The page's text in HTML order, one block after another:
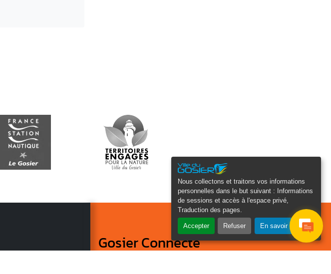
Nous collectons et traitons vos informations
personnelles dans le but suivant :
Informations
de sessions et accès à l'espace privé,
Traduction des pages
Accepter Refuser En savoir plus
Gosier Connecté